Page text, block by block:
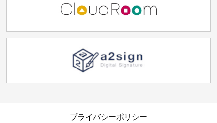
プライバシーポリシー